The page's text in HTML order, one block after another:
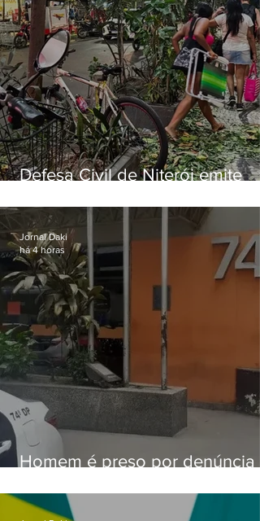
Defesa Civil de Niterói emite
sexta-feira (07)
Homem é preso por denúncia
Alcântara
Jornal Daki
há 4 horas